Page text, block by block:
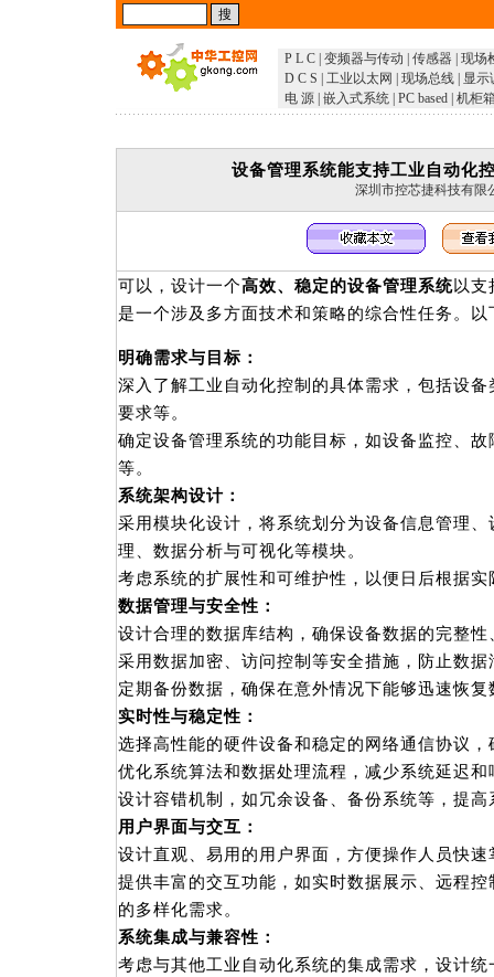
P L C 变频器与传动 传感器 现场
D C S
工业以太网 现场总线
显示
电 源 嵌入式系统 PC based 机柜
设备管理系统能支持工业自动化
深圳市控芯捷科技有限
可以，设计一个高效、稳定的设备管理系统以支
是一个涉及多方面技术和策略的综合性任务。
明确需求与目标：
深入了解工业自动化控制的具体需求，包括设
要求等。
确定设备管理系统的功能目标，如设备监控、
等。
系统架构设计：
采用模块化设计，将系统划分为设备信息管理
理、数据分析与可视化等模块。
考虑系统的扩展性和可维护性，以便日后根据
数据管理与安全性：
设计合理的数据库结构，确保设备数据的完整
采用数据加密、访问控制等安全措施，防止数
定期备份数据，确保在意外情况下能够迅速恢复
实时性与稳定性：
选择高性能的硬件设备和稳定的网络通信协议
优化系统算法和数据处理流程，减少系统延迟和
设计容错机制，如冗余设备、备份系统等，提
用户界面与交互：
设计直观、易用的用户界面，方便操作人员快
提供丰富的交互功能，如实时数据展示、远程
的多样化需求。
系统集成与兼容性：
考虑与其他工业自动化系统的集成需求，设计